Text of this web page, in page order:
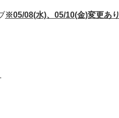
※05/08(水)、05/10(金)変更あり